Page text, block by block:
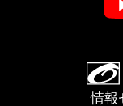
情報